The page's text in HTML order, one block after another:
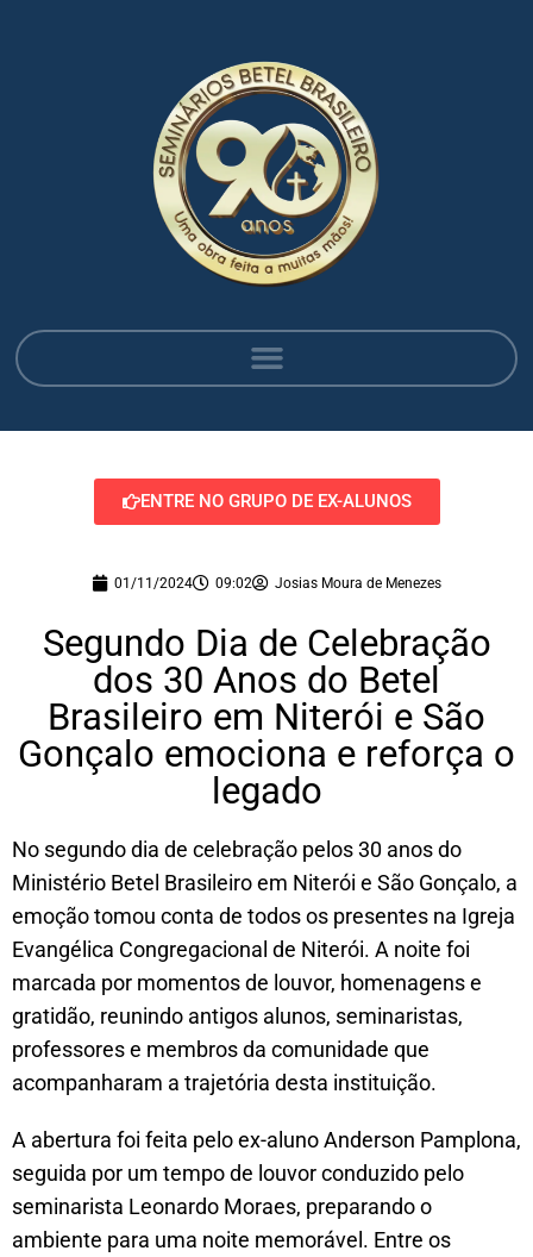
ENTRE NO GRUPO DE EX-ALUNOS
01/11/2024 09:02 Josias Moura de Menezes
Segundo Dia de Celebração
dos 30 Anos do Betel
Brasileiro em Niterói e São
Gonçalo emociona e reforça o
legado
No segundo dia de celebração pelos 30 anos do
Ministério Betel Brasileiro em Niterói e São Gonçalo, a
emoção tomou conta de todos os presentes na Igreja
Evangélica Congregacional de Niterói. A noite foi
marcada por momentos de louvor, homenagens e
gratidão, reunindo antigos alunos, seminaristas,
professores e membros da comunidade que
acompanharam a trajetória desta instituição.
A abertura foi feita pelo ex-aluno Anderson Pamplona,
seguida por um tempo de louvor conduzido pelo
seminarista Leonardo Moraes, preparando o
ambiente para uma noite memorável. Entre os